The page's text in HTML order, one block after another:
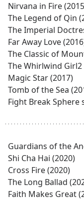
Nirvana in Fire
The Legend of Qin
The Imperial
Far Away Love
The Classic of
The Whirlwind Girl2
Magic Star (2017)
Tomb of the Sea
Fight Break Sphere
Guardians of the
Shi Cha Hai (2020)
Cross Fire (2020)
The Long Ballad
Faith Makes Great